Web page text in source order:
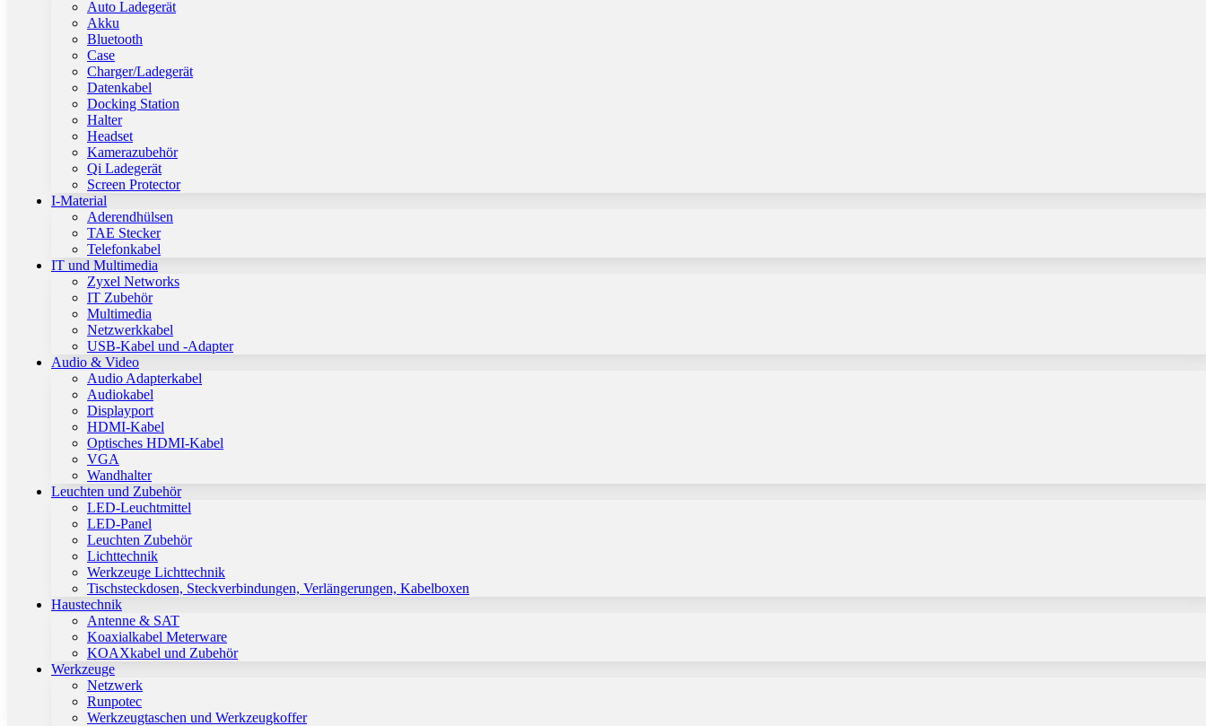
Auto Ladegerät
Akku
Bluetooth
Case
Charger/Ladegerät
Datenkabel
Docking Station
Halter
Headset
Kamerazubehör
Qi Ladegerät
Screen Protector
I-Material
Aderendhülsen
TAE Stecker
Telefonkabel
IT und Multimedia
Zyxel Networks
IT Zubehör
Multimedia
Netzwerkkabel
USB-Kabel und -Adapter
Audio & Video
Audio Adapterkabel
Audiokabel
Displayport
HDMI-Kabel
Optisches HDMI-Kabel
VGA
Wandhalter
Leuchten und Zubehör
LED-Leuchtmittel
LED-Panel
Leuchten Zubehör
Lichttechnik
Werkzeuge Lichttechnik
Tischsteckdosen, Steckverbindungen, Verlängerungen, Kabelboxen
Haustechnik
Antenne & SAT
Koaxialkabel Meterware
KOAXkabel und Zubehör
Werkzeuge
Netzwerk
Runpotec
Werkzeugtaschen und Werkzeugkoffer